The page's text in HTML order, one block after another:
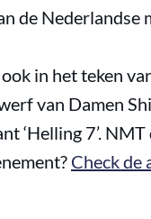
de Nederlandse
in het teken
van Damen
‘Helling 7’.
Check de